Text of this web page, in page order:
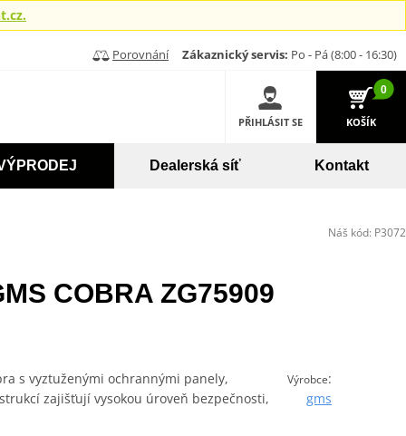
Porovnání Zákaznický servis: Po - Pá (8:00 - 16:30)
PŘIHLÁSIT SE
0
KOŠÍK
Dealerská síť Kontakt
COBRA ZG75909
Výrobce:
gms
s vyztuženými ochrannými panely,
zajišťují vysokou úroveň bezpečnosti,
Náš kód: P3072